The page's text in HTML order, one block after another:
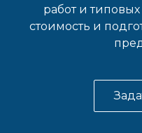
работ и
стоимость и